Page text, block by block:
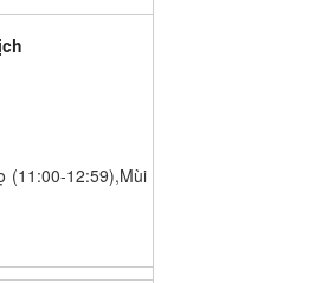
(11:00-12:59),Mùi